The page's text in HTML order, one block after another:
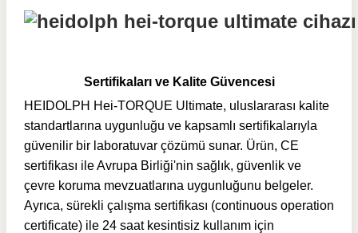
Sertifikaları ve Kalite Güvencesi
HEIDOLPH Hei-TORQUE Ultimate, uluslararası kalite
standartlarına uygunluğu ve kapsamlı sertifikalarıyla
güvenilir bir laboratuvar çözümü sunar. Ürün, CE
sertifikası ile Avrupa Birliği'nin sağlık, güvenlik ve
çevre koruma mevzuatlarına uygunluğunu belgeler.
Ayrıca, sürekli çalışma sertifikası (continuous operation
certificate) ile 24 saat kesintisiz kullanım için